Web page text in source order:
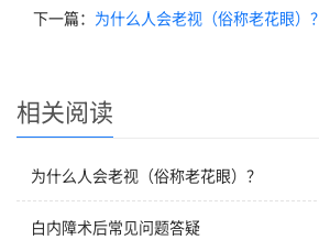
下一篇： 为什么人会老视（俗称老花眼）？
相关阅读
为什么人会老视（俗称老花眼）？
白内障术后常见问题答疑